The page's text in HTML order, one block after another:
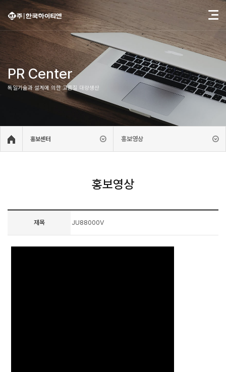
PR Center
독일기술과 설계에 의한 고품질 대량생산
홍보센터 홍보영상
홍보영상
제목 JU88000V